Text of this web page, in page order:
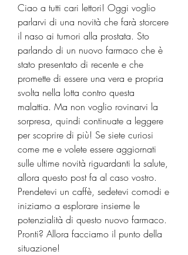
Ciao a tutti cari lettori! Oggi voglio
parlarvi di una novità che farà storcere
il naso ai tumori alla prostata. Sto
parlando di un nuovo farmaco che è
stato presentato di recente e che
promette di essere una vera e propria
svolta nella lotta contro questa
malattia. Ma non voglio rovinarvi la
sorpresa, quindi continuate a leggere
per scoprire di più! Se siete curiosi
come me e volete essere aggiornati
sulle ultime novità riguardanti la salute,
allora questo post fa al caso vostro.
Prendetevi un caffè, sedetevi comodi e
iniziamo a esplorare insieme le
potenzialità di questo nuovo farmaco.
Pronti? Allora facciamo il punto della
situazione!